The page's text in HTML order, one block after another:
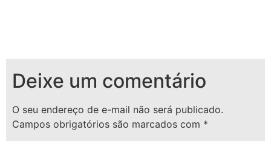
Deixe um comentário
O seu endereço de e-mail não será publicado.
Campos obrigatórios são marcados com *